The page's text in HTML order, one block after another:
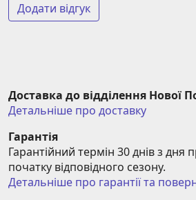
Додати відгук
Доставка до відділення Нової
Детальніше про доставку
Гарантія
Гарантійний термін 30 днів з дня
початку відповідного сезону.
Детальніше про гарантії та